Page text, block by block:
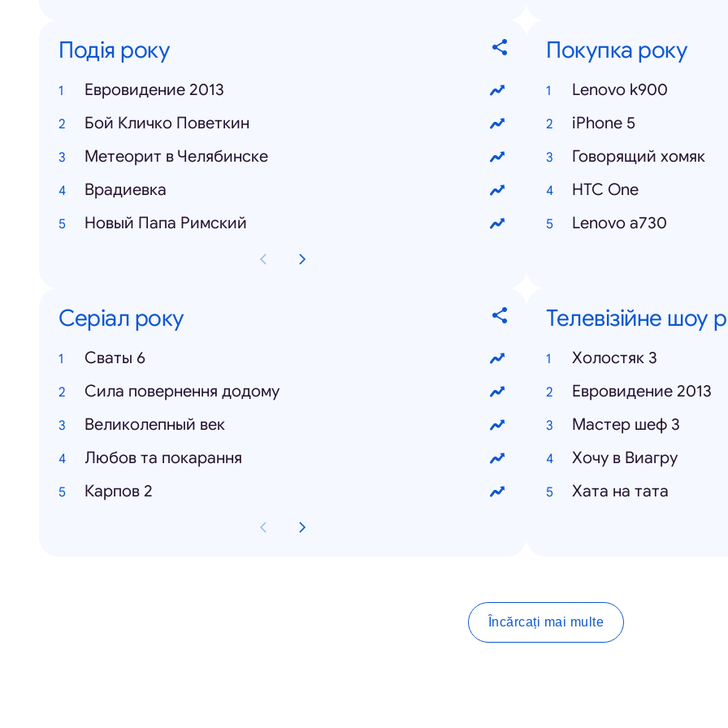
Подія року
Евровидение 2013
Бой Кличко Поветкин
Метеорит в Челябинске
Врадиевка
Новый Папа Римский
Покупка року
Lenovo k900
iPhone 5
Говорящий хомяк
HTC One
Lenovo a730
Серіал року
Cваты 6
Сила повернення додому
Великолепный век
Любов та покарання
Карпов 2
Телевізійне шоу
Холостяк 3
Евровидение 2013
Мастер шеф 3
Хочу в Виагру
Хата на тата
Încărcați mai multe